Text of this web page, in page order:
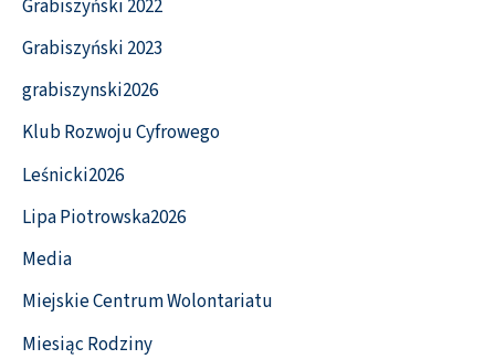
Grabiszyński 2022
Grabiszyński 2023
grabiszynski2026
Klub Rozwoju Cyfrowego
Leśnicki2026
Lipa Piotrowska2026
Media
Miejskie Centrum Wolontariatu
Miesiąc Rodziny